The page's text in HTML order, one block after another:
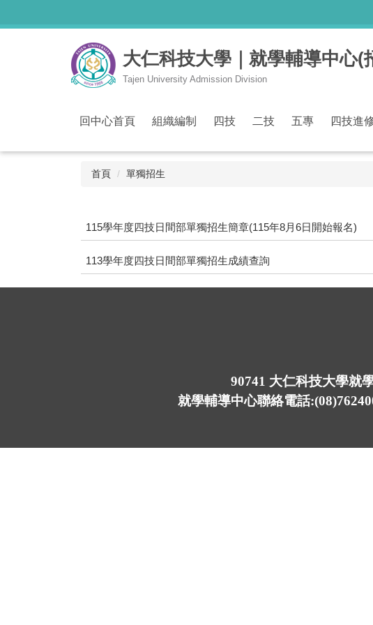
大仁科技大學｜就學輔導中心(
Tajen University Admission Division
回中心首頁 組織編制 四技 二技 五專 四技進
首頁 單獨招生
115學年度四技日間部單獨招生簡章(115年8月6日開始報名)
113學年度四技日間部單獨招生成績查詢
90741 大仁科技大學就
就學輔導中心聯絡電話